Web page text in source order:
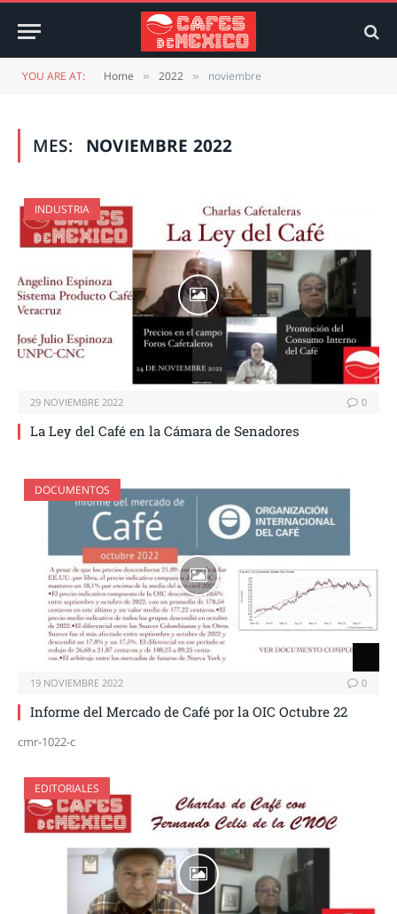
YOU ARE AT: Home » 2022 » noviembre
MES: NOVIEMBRE 2022
INDUSTRIA
29 NOVIEMBRE 2022 0
La Ley del Café en la Cámara de Senadores
DOCUMENTOS
19 NOVIEMBRE 2022 0
Informe del Mercado de Café por la OIC Octubre 22
cmr-1022-c
EDITORIALES